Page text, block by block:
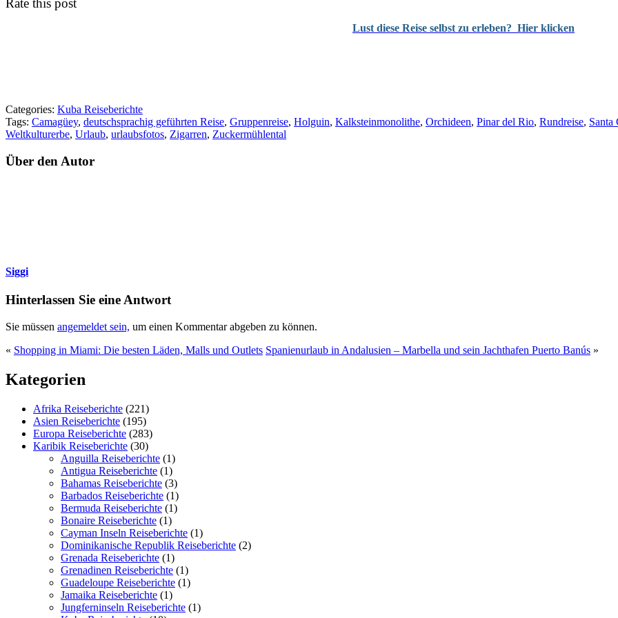
Rate this post
Lust diese Reise selbst zu erleben? Hier klicken
Categories: Kuba Reiseberichte
Tags: Camagüey, deutschsprachig geführten Reise, Gruppenreise, Holguin, Kalksteinmonolithe, Orchideen, Pinar del Rio, Rundreise, Santa
Weltkulturerbe, Urlaub, urlaubsfotos, Zigarren, Zuckermühlental
Über den Autor
Siggi
Hinterlassen Sie eine Antwort
Sie müssen angemeldet sein, um einen Kommentar abgeben zu können.
« Shopping in Miami: Die besten Läden, Malls und Outlets Spanienurlaub in Andalusien – Marbella und sein Jachthafen Puerto Banús »
Kategorien
Afrika Reiseberichte (221)
Asien Reiseberichte (195)
Europa Reiseberichte (283)
Karibik Reiseberichte (30)
Anguilla Reiseberichte (1)
Antigua Reiseberichte (1)
Bahamas Reiseberichte (3)
Barbados Reiseberichte (1)
Bermuda Reiseberichte (1)
Bonaire Reiseberichte (1)
Cayman Inseln Reiseberichte (1)
Dominikanische Republik Reiseberichte (2)
Grenada Reiseberichte (1)
Grenadinen Reiseberichte (1)
Guadeloupe Reiseberichte (1)
Jamaika Reiseberichte (1)
Jungferninseln Reiseberichte (1)